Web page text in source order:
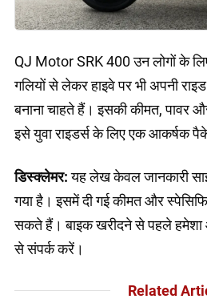
QJ Motor SRK 400 उन लोगों के
गलियों से लेकर हाइवे पर भी अपनी
बनाना चाहते हैं। इसकी कीमत, पावर
इसे युवा राइडर्स के लिए एक आकर्षक
डिस्क्लेमर:यह लेख केवल जानकारी
गया है। इसमें दी गई कीमत और
सकते हैं। बाइक खरीदने से पहले हमेशा
से संपर्क करें।
Related